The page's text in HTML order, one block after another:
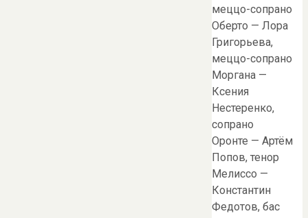
меццо-сопрано
Оберто — Лора
Григорьева,
меццо-сопрано
Моргана —
Ксения
Нестеренко,
сопрано
Оронте — Артём
Попов, тенор
Мелиссо —
Константин
Федотов, бас